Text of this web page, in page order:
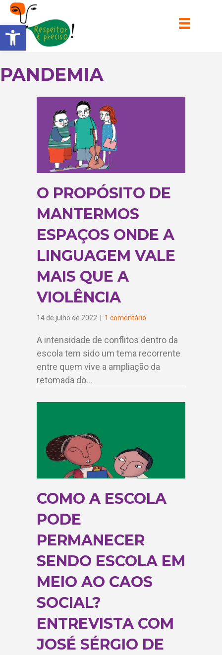
Barra de Ferramentas Aberta
PANDEMIA
O PROPÓSITO DE
MANTERMOS
ESPAÇOS ONDE A
LINGUAGEM VALE
MAIS QUE A
VIOLÊNCIA
14 de julho de 2022 1 comentário
A intensidade de conflitos dentro da
escola tem sido um tema recorrente
entre quem vive a ampliação da
retomada do…
COMO A ESCOLA
PODE
PERMANECER
SENDO ESCOLA EM
MEIO AO CAOS
SOCIAL?
ENTREVISTA COM
JOSÉ SÉRGIO DE